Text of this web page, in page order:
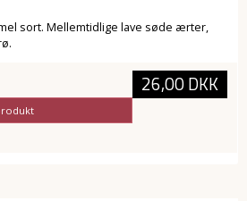
sort. Mellemtidlige lave søde ærter,
26,00 DKK